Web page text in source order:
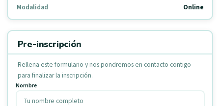
Modalidad Online
Pre-inscripción
Rellena este formulario y nos pondremos en contacto contigo
para finalizar la inscripción.
Nombre